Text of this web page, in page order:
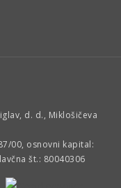
d. d., Miklošičeva
00, osnovni kapital:
št.: 80040306